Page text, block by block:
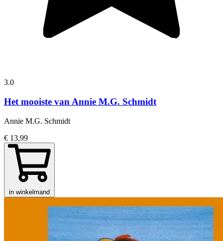
3.0
Het mooiste van Annie M.G. Schmidt
Annie M.G. Schmidt
€ 13,99
in winkelmand